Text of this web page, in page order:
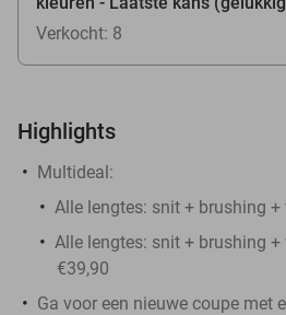
Verkocht: 8
Highlights
Multideal:
Alle lengtes: snit + brushing +
Alle lengtes: snit + brushing
€39,90
Ga voor een nieuwe coupe met